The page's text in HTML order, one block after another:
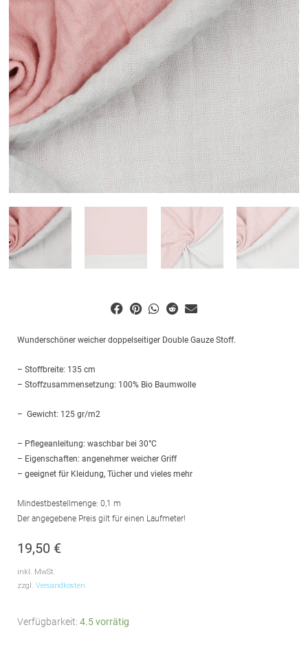
Wunderschöner weicher doppelseitiger Double Gauze Stoff.
– Stoffbreite: 135 cm
– Stoffzusammensetzung: 100% Bio Baumwolle
– Gewicht: 125 gr/m2
– Pflegeanleitung: waschbar bei 30°C
– Eigenschaften: angenehmer weicher Griff
– geeignet für Kleidung, Tücher und vieles mehr
Mindestbestellmenge: 0,1 m
Der angegebene Preis gilt für einen Laufmeter!
19,50 €
inkl. MwSt.
zzgl. Versandkosten
Verfügbarkeit: 4.5 vorrätig
BIO